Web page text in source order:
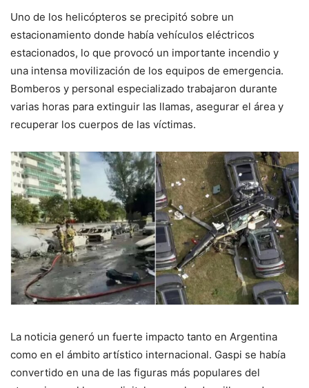
Uno de los helicópteros se precipitó sobre un
estacionamiento donde había vehículos eléctricos
estacionados, lo que provocó un importante incendio y
una intensa movilización de los equipos de emergencia.
Bomberos y personal especializado trabajaron durante
varias horas para extinguir las llamas, asegurar el área y
recuperar los cuerpos de las víctimas.
La noticia generó un fuerte impacto tanto en Argentina
como en el ámbito artístico internacional. Gaspi se había
convertido en una de las figuras más populares del